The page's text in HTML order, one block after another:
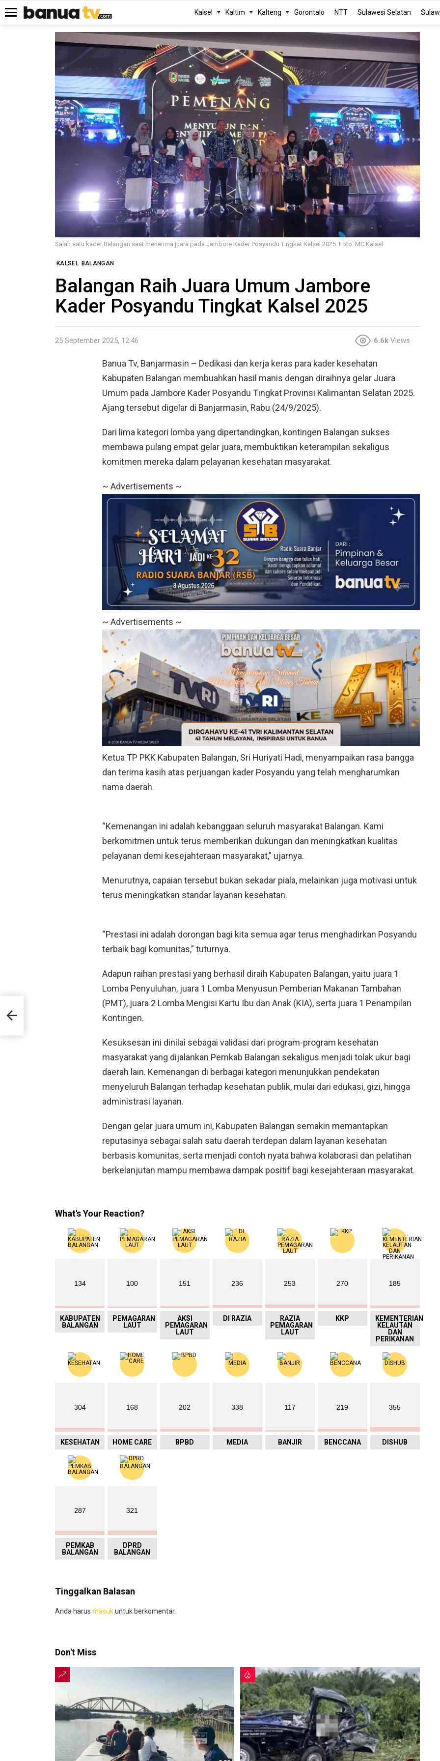
Kalsel Kaltim Kalteng Gorontalo NTT Sulawesi Selatan
Salah satu kader Balangan saat menerima juara pada Jambore Kader Posyandu Tingkat Kalsel 2025. Foto: MC Kalsel
KALSEL BALANGAN
Balangan Raih Juara Umum Jambore
Kader Posyandu Tingkat Kalsel 2025
25 September 2025, 12:46 6.6k Views
Banua Tv, Banjarmasin – Dedikasi dan kerja keras para kader kesehatan
Kabupaten Balangan membuahkan hasil manis dengan diraihnya gelar Juara
Umum pada Jambore Kader Posyandu Tingkat Provinsi Kalimantan Selatan 2025.
Ajang tersebut digelar di Banjarmasin, Rabu (24/9/2025).
Dari lima kategori lomba yang dipertandingkan, kontingen Balangan sukses
membawa pulang empat gelar juara, membuktikan keterampilan sekaligus
komitmen mereka dalam pelayanan kesehatan masyarakat.
~ Advertisements ~
~ Advertisements ~
Ketua TP PKK Kabupaten Balangan, Sri Huriyati Hadi, menyampaikan rasa bangga
dan terima kasih atas perjuangan kader Posyandu yang telah mengharumkan
nama daerah.
“Kemenangan ini adalah kebanggaan seluruh masyarakat Balangan. Kami
berkomitmen untuk terus memberikan dukungan dan meningkatkan kualitas
pelayanan demi kesejahteraan masyarakat,” ujarnya.
Menurutnya, capaian tersebut bukan sekadar piala, melainkan juga motivasi untuk
terus meningkatkan standar layanan kesehatan.
“Prestasi ini adalah dorongan bagi kita semua agar terus menghadirkan Posyandu
terbaik bagi komunitas,” tuturnya.
Adapun raihan prestasi yang berhasil diraih Kabupaten Balangan, yaitu juara 1
Lomba Penyuluhan, juara 1 Lomba Menyusun Pemberian Makanan Tambahan
(PMT), juara 2 Lomba Mengisi Kartu Ibu dan Anak (KIA), serta juara 1 Penampilan
Kontingen.
Kesuksesan ini dinilai sebagai validasi dari program-program kesehatan
masyarakat yang dijalankan Pemkab Balangan sekaligus menjadi tolak ukur bagi
daerah lain. Kemenangan di berbagai kategori menunjukkan pendekatan
menyeluruh Balangan terhadap kesehatan publik, mulai dari edukasi, gizi, hingga
administrasi layanan.
Dengan gelar juara umum ini, Kabupaten Balangan semakin memantapkan
reputasinya sebagai salah satu daerah terdepan dalam layanan kesehatan
berbasis komunitas, serta menjadi contoh nyata bahwa kolaborasi dan pelatihan
berkelanjutan mampu membawa dampak positif bagi kesejahteraan masyarakat.
What's Your Reaction?
134
KABUPATEN
BALANGAN
100
PEMAGARAN
LAUT
151
AKSI
PEMAGARAN
LAUT
236
DI RAZIA
253
RAZIA
PEMAGARAN
LAUT
270
KKP
185
KEMENTERIAN
KELAUTAN
DAN
PERIKANAN
304
KESEHATAN
168
HOME CARE
202
BPBD
338
MEDIA
117
BANJIR
219
BENCCANA
355
DISHUB
287
PEMKAB
BALANGAN
321
DPRD
BALANGAN
Tinggalkan Balasan
Anda harus masukuntuk berkomentar.
Don't Miss